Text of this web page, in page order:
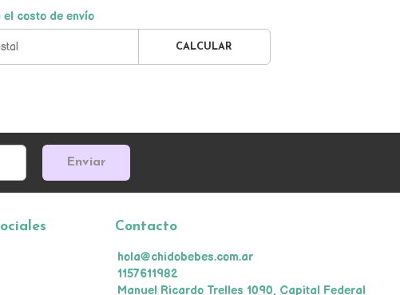
costo de envío
CALCULAR
Enviar
Contacto
hola@chidobebes.com.ar
1157611982
Manuel Ricardo Trelles 1090, Capital Federal